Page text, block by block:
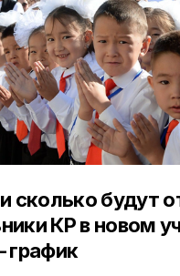
сколько будут
КР в новом
график